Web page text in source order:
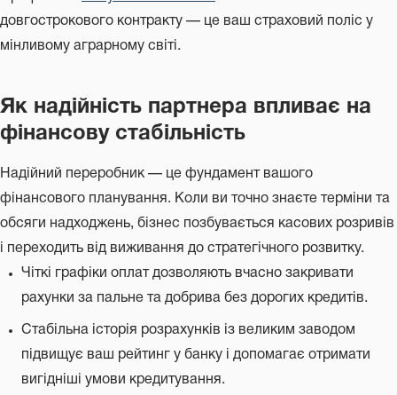
довгострокового контракту — це ваш страховий поліс у
мінливому аграрному світі.
Як надійність партнера впливає на
фінансову стабільність
Надійний переробник — це фундамент вашого
фінансового планування. Коли ви точно знаєте терміни та
обсяги надходжень, бізнес позбувається касових розривів
і переходить від виживання до стратегічного розвитку.
Чіткі графіки оплат дозволяють вчасно закривати
рахунки за пальне та добрива без дорогих кредитів.
Стабільна історія розрахунків із великим заводом
підвищує ваш рейтинг у банку і допомагає отримати
вигідніші умови кредитування.